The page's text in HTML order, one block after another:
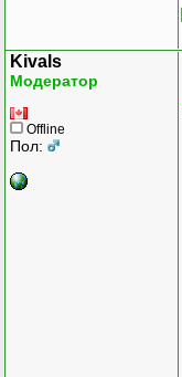
Kivals
Модератор
Offline
Пол: